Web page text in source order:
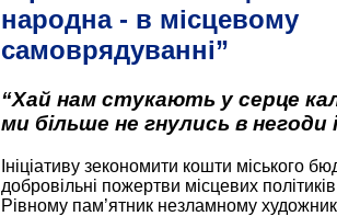
народна - в місцевому
самоврядуванні”
“Хай нам стукають у серце
ми більше не гнулись в негоди
Ініціативу зекономити кошти міського
добровільні пожертви місцевих
Рівному пам’ятник незламному